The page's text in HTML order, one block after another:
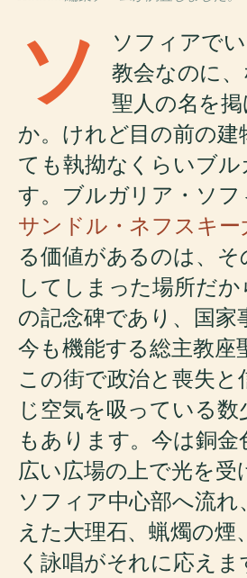
ソ
ソフィアで
教会なのに
聖人の名を
か。けれど目の前の建
ても執拗なくらいブ
す。ブルガリア・ソフ
サンドル・ネフスキー
る価値があるのは、そ
してしまった場所だ
の記念碑であり、国家
今も機能する総主教座
この街で政治と喪失と
じ空気を吸っている
もあります。今は銅
広い広場の上で光を受
ソフィア中心部へ流れ
えた大理石、蝋燭の煙
く詠唱がそれに応えま